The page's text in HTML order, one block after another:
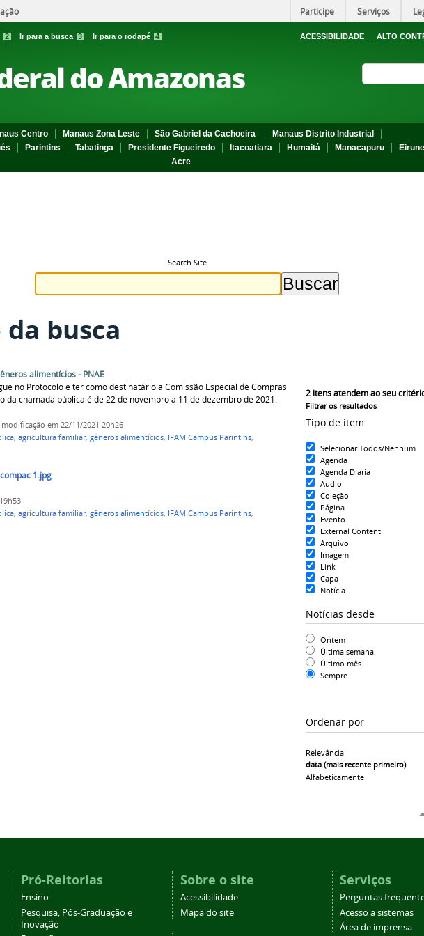
Participe Serviços
2 Ir para a busca 3 Ir para o rodapé 4 ACESSIBILIDADE ALTO
do Amazonas
Centro Manaus Zona Leste São Gabriel da Cachoeira
Manaus Distrito Industrial
Parintins Tabatinga Presidente Figueiredo Itacoatiara Humaitá Manacapuru
Acre
Search Site
busca
2itens atendem ao seu
Filtrar os resultados
Tipo de item
Selecionar Todos/Nenhum
Agenda
Agenda Diaria
Audio
Coleção
Página
Evento
External Content
Arquivo
Imagem
Link
Capa
Notícia
Notícias desde
Ontem
Última semana
Último mês
Sempre
Ordenar por
Relevância
data (mais recente primeiro)
Alfabeticamente
alimentícios - PNAE
no Protocolo e ter como destinatário a Comissão Especial de Compras
da chamada pública é de 22 de novembro a 11 de dezembro de 2021.
em 22/11/2021 20h26
, agricultura familiar, gêneros alimentícios, IFAM Campus Parintins,
1.jpg
, agricultura familiar, gêneros alimentícios, IFAM Campus Parintins,
Pró-Reitorias
Ensino
Pesquisa, Pós-Graduação e
Inovação
Sobre o site
Acessibilidade
Mapa do site
Serviços
Perguntas
Acesso a sistemas
Área de imprensa